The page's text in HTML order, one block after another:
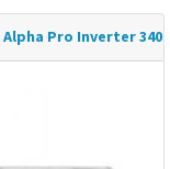
Pro Inverter 340